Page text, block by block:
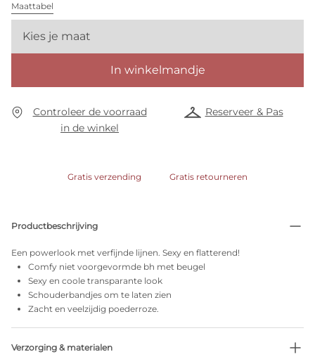
Maattabel
Kies je maat
In winkelmandje
Controleer de voorraad
in de winkel
Reserveer & Pas
Gratis verzending Gratis retourneren
Productbeschrijving
Een powerlook met verfijnde lijnen. Sexy en flatterend!
Comfy niet voorgevormde bh met beugel
Sexy en coole transparante look
Schouderbandjes om te laten zien
Zacht en veelzijdig poederroze.
Verzorging & materialen